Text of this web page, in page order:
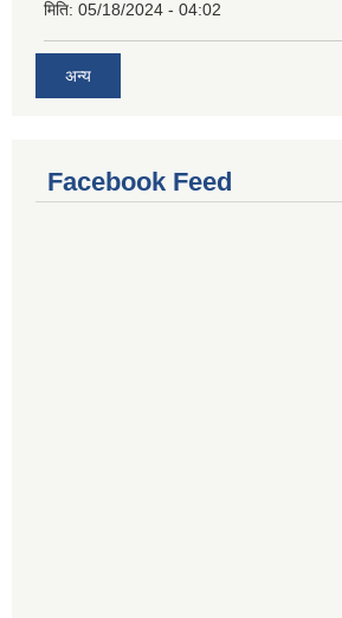
मिति: 05/18/2024 - 04:02
अन्य
Facebook Feed